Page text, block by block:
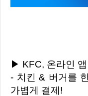
▶ KFC, 온라인
- 치킨 & 버거를
가볍게 결제!